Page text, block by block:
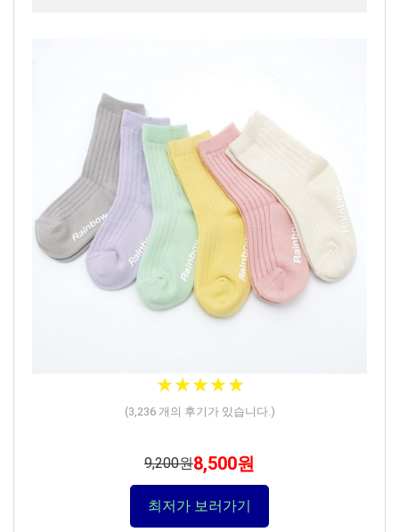
★★★★★
★★★★★
(3,236개의 후기가 있습니다.)
9,200원8,500원
최저가 보러가기